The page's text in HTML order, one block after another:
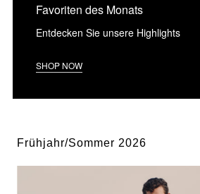
Favoriten des Monats
Entdecken Sie unsere Highlights
SHOP NOW
Frühjahr/Sommer 2026